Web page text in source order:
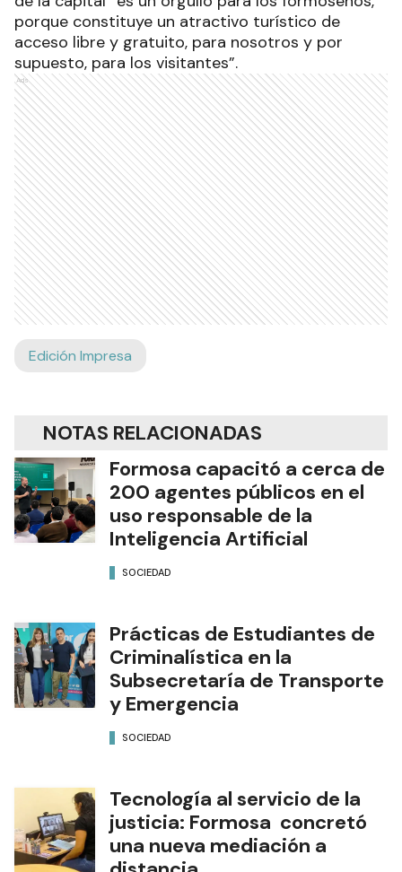
porque constituye un atractivo turístico de
acceso libre y gratuito, para nosotros y por
supuesto, para los visitantes”.
Ads
Edición Impresa
NOTAS RELACIONADAS
Formosa capacitó a cerca de
200 agentes públicos en el
uso responsable de la
Inteligencia Artificial
SOCIEDAD
Prácticas de Estudiantes de
Criminalística en la
Subsecretaría de Transporte
y Emergencia
SOCIEDAD
Tecnología al servicio de la
justicia: Formosa concretó
una nueva mediación a